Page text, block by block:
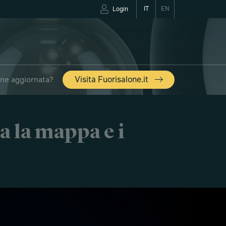
EN
Login
aggiornata? Visita Fuorisalone.it
la mappa e i